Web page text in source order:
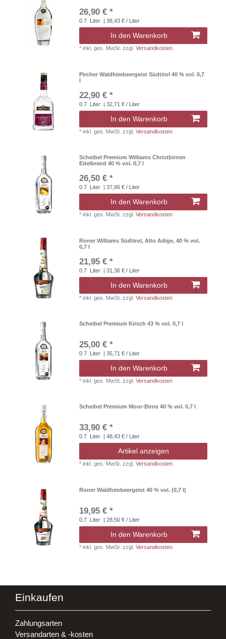
26,90 € *
0.7 Liter | 38,43 € / Liter
In den Warenkorb
*inkl. ges. MwSt. zzgl.Versandkosten
Pircher Waldhimbeergeist Südtirol 40 % vol. 0,7
l
22,90 € *
0.7 Liter | 32,71 € / Liter
In den Warenkorb
*inkl. ges. MwSt. zzgl.Versandkosten
Scheibel Premium Williams Christbirnen
Edelbrand 40 % vol. 0,7 l
26,50 € *
0.7 Liter | 37,86 € / Liter
In den Warenkorb
*inkl. ges. MwSt. zzgl.Versandkosten
Roner Williams Südtirol, Alto Adige, 40 % vol.
0,7 l
21,95 € *
0.7 Liter | 31,36 € / Liter
In den Warenkorb
*inkl. ges. MwSt. zzgl.Versandkosten
Scheibel Premium Kirsch 43 % vol. 0,7 l
25,00 € *
0.7 Liter | 35,71 € / Liter
In den Warenkorb
*inkl. ges. MwSt. zzgl.Versandkosten
Scheibel Premium Moor-Birne 40 % vol. 0,7 l
33,90 € *
0.7 Liter | 48,43 € / Liter
Artikel anzeigen
*inkl. ges. MwSt. zzgl.Versandkosten
Roner Waldhimbeergeist 40 % vol. (0,7 l)
19,95 € *
0.7 Liter | 28,50 € / Liter
In den Warenkorb
*inkl. ges. MwSt. zzgl.Versandkosten
Einkaufen
Zahlungsarten
Versandarten & -kosten